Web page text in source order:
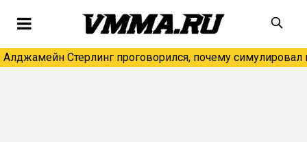
Алджамейн Стерлинг проговорился, почему симулировал